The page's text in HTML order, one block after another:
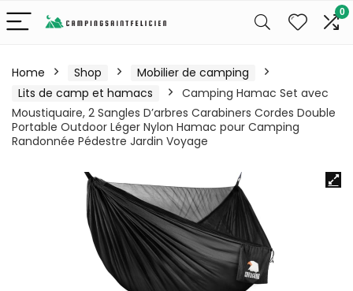
0
Home Shop
Mobilier de camping
Lits de camp et hamacs
Camping Hamac Set avec
Moustiquaire, 2 Sangles D’arbres Carabiners Cordes Double
Portable Outdoor Léger Nylon Hamac pour Camping
Randonnée Pédestre Jardin Voyage